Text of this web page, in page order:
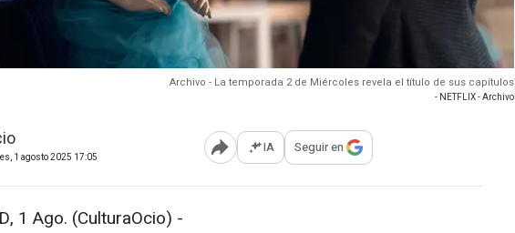
Archivo - La temporada 2 de Miércoles revela el título de sus capítulos
- NETFLIX - Archivo
1 agosto 2025 17:05 Abrir opciones para compartir
IA Seguir en
1 Ago. (CulturaOcio) -